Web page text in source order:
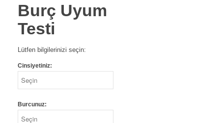
Burç Uyum
Testi
Lütfen bilgilerinizi seçin:
Cinsiyetiniz:
Burcunuz: